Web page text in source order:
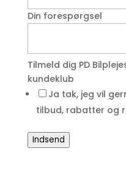
Din forespørgsel
Tilmeld dig PD
kundeklub
Ja tak, jeg vil
tilbud, rabatter og
Indsend